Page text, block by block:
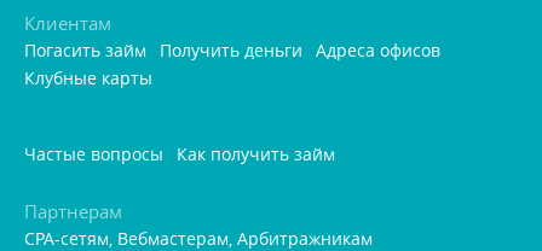
Клиентам
Погасить займ Получить деньги
Адреса офисо
Клубные карты
Частые вопросы Как получить займ
Партнерам
CPA-сетям, Вебмастерам, Арбитражникам